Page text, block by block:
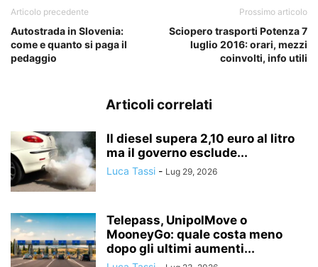
Articolo precedente
Autostrada in Slovenia:
come e quanto si paga il
pedaggio
Prossimo articolo
Sciopero trasporti Potenza 7
luglio 2016: orari, mezzi
coinvolti, info utili
Articoli correlati
Il diesel supera 2,10 euro al litro
ma il governo esclude...
Luca Tassi - Lug 29, 2026
Telepass, UnipolMove o
MooneyGo: quale costa meno
dopo gli ultimi aumenti...